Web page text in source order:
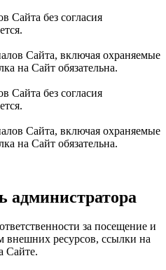
Сайта без согласия
Сайта, включая охраняемые
на Сайт обязательна.
Сайта без согласия
Сайта, включая охраняемые
на Сайт обязательна.
администратора
за посещение и
внешних ресурсов, ссылки на
Сайте.